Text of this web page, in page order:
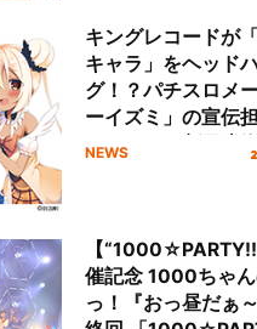
キングレコードが
キャラ」をヘッド
グ！？パチスロメ
ーイズミ」の宣伝
ちゃん(CV.新田恵
NEWS
【
催記念 1000ちゃ
っ！『おっ昼だぁ